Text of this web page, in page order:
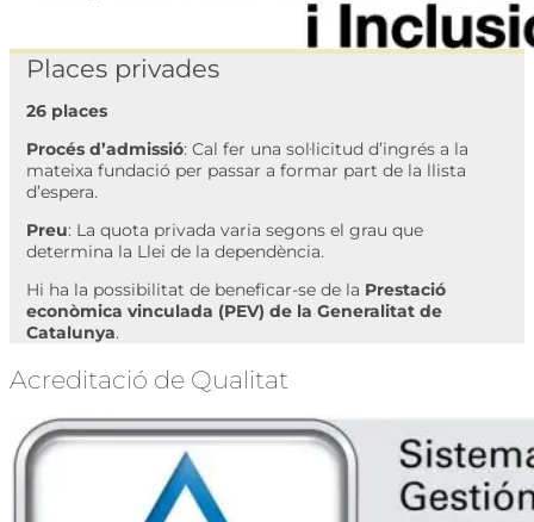
Places privades
26 places
Procés d’admissió: Cal fer una sol·licitud d’ingrés a la
mateixa fundació per passar a formar part de la llista
d’espera.
Preu: La quota privada varia segons el grau que
determina la Llei de la dependència.
Hi ha la possibilitat de beneficar-se de la Prestació
econòmica vinculada (PEV) de la Generalitat de
Catalunya.
Acreditació de Qualitat